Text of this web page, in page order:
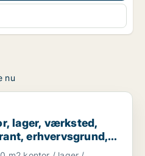
nu
værksted, butik, klinik,
lager, værksted,
erhvervsgrund,
hotel eller